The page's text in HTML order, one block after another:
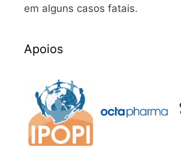
em alguns casos fatais.
Apoios